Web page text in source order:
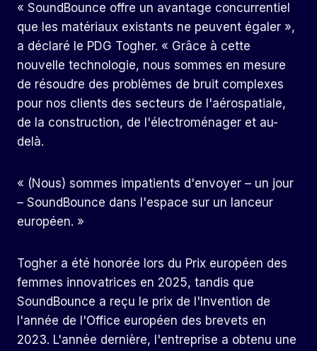
« SoundBounce offre un avantage concurrentiel
que les matériaux existants ne peuvent égaler »,
a déclaré le PDG Togher. « Grâce à cette
nouvelle technologie, nous sommes en mesure
de résoudre des problèmes de bruit complexes
pour nos clients des secteurs de l'aérospatiale,
de la construction, de l'électroménager et au-
delà.
« (Nous) sommes impatients d'envoyer – un jour
– SoundBounce dans l'espace sur un lanceur
européen. »
Togher a été honorée lors du Prix européen des
femmes innovatrices en 2025, tandis que
SoundBounce a reçu le prix de l'Invention de
l'année de l'Office européen des brevets en
2023. L'année dernière, l'entreprise a obtenu une